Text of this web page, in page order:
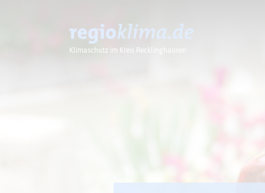
Klimaschutz im Kreis Recklinghausen